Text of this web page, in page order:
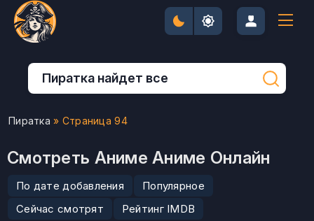
Пиратка » Страница 94
Смотреть Аниме Аниме Онлайн
По дате добавления
Популярное
Сейчас смотрят
Рейтинг IMDB